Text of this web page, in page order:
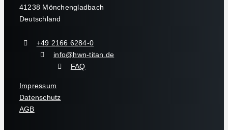
41238 Mönchengladbach
Deutschland
+49 2166 6284-0
info@hwn-titan.de
FAQ
Impressum
Datenschutz
AGB